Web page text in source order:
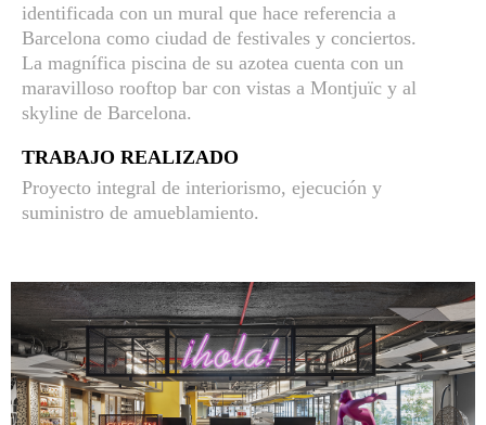
identificada con un mural que hace referencia a
Barcelona como ciudad de festivales y conciertos.
La magnífica piscina de su azotea cuenta con un
maravilloso rooftop bar con vistas a Montjuïc y al
skyline de Barcelona.
TRABAJO REALIZADO
Proyecto integral de interiorismo, ejecución y
suministro de amueblamiento.